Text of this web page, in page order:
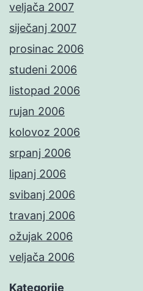
veljača 2007
siječanj 2007
prosinac 2006
studeni 2006
listopad 2006
rujan 2006
kolovoz 2006
srpanj 2006
lipanj 2006
svibanj 2006
travanj 2006
ožujak 2006
veljača 2006
Kategorije